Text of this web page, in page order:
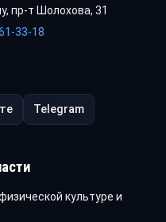
пр-т Шолохова, 31
33-18
Telegram
культуре и